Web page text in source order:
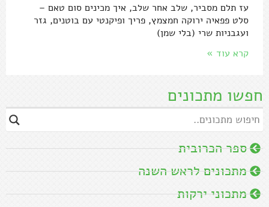
חפשו מתכונים
ספר הכרובית
מתכונים לראש השנה
מתכוני ירקות
עז תלם מסביר, שלב אחר שלב, איך מכינים סום טאם –
סלט פפאיה ירוקה חמצמץ, פריך ופיקנטי עם בוטנים, גזר
ועגבניות שרי (בלי שמן)
קרא עוד »